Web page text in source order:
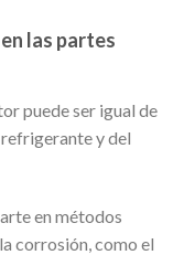
las partes
puede ser igual de
y del
en métodos
corrosión, como el